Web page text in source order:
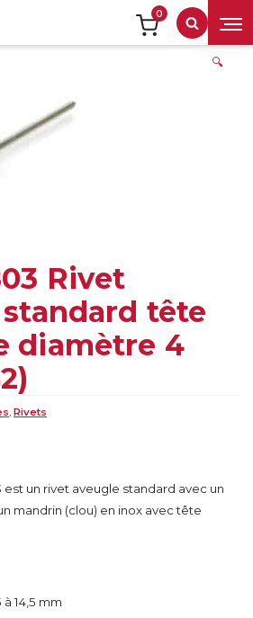
0
🔍
Rivet
tête
diamètre 4
Rivets
est un rivet aveugle standard avec un
mandrin (clou) en inox avec tête
14,5 mm